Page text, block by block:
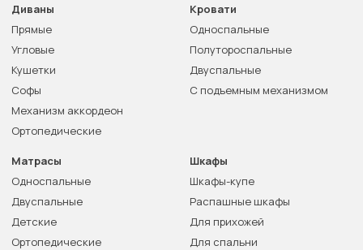
Диваны
Прямые
Угловые
Кушетки
Софы
Механизм аккордеон
Ортопедические
Кровати
Односпальные
Полутороспальные
Двуспальные
С подъемным механизмом
Матрасы
Односпальные
Двуспальные
Детские
Ортопедические
Шкафы
Шкафы-купе
Распашные шкафы
Для прихожей
Для спальни